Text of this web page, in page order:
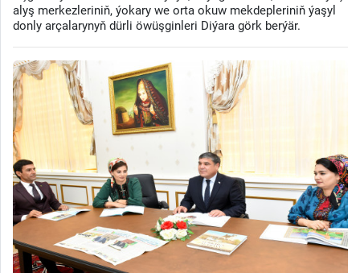
alyş merkezleriniň, ýokary we orta okuw mekdepleriniň ýaşyl
donly arçalarynyň dürli öwüşginleri Diýara görk berýär.